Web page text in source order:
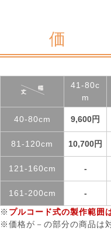
価
41-80c
m
40-80cm 9,600円
81-120cm 10,700円
121-160cm -
161-200cm -
※ プルコード式の製作範囲
※価格が－の部分の商品は